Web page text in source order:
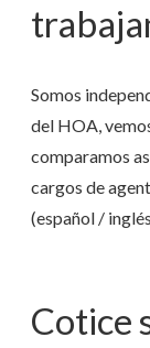
Somos
del HOA,
comparamos
cargos de
(español /
Cotice